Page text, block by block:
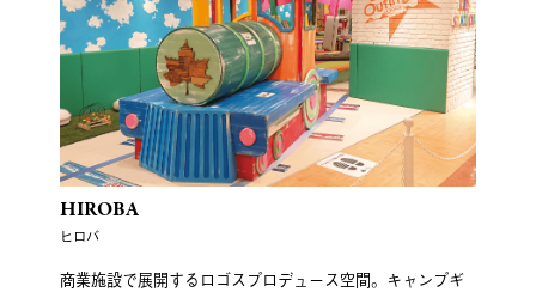
HIROBA
ヒロバ
商業施設で展開するロゴスプロデュース空間。キャンプギ